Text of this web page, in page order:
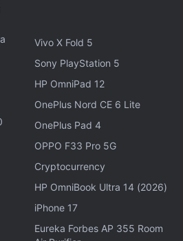
et tous les
certains marchés, en
ultérieurement. Les
l'agent dédié en tapant
idée. « Les créations
Gemini sont
et connectées à votre
la société.
également le modèle de
Banana de Google aux
Ainsi, après avoir généré
Gemini, les utilisateurs
Vivo X Fold 5
Sony PlayStation 5
HP OmniPad 12
OnePlus Nord CE 6 Lite
OnePlus Pad 4
OPPO F33 Pro 5G
Cryptocurrency
HP OmniBook Ultra 14 (2026)
iPhone 17
Eureka Forbes AP 355 Room